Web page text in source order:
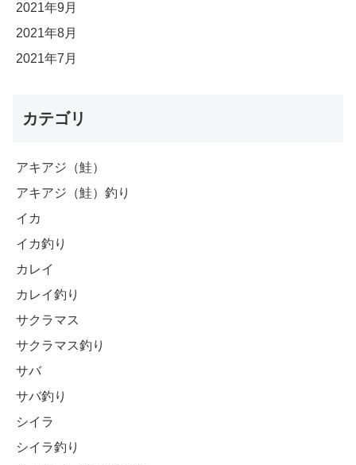
2021年9月
2021年8月
2021年7月
カテゴリ
アキアジ（鮭）
アキアジ（鮭）釣り
イカ
イカ釣り
カレイ
カレイ釣り
サクラマス
サクラマス釣り
サバ
サバ釣り
シイラ
シイラ釣り